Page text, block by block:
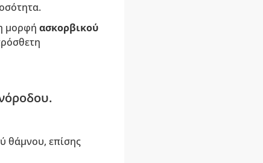
μορφή ασκορβικού
θάμνου, επίσης